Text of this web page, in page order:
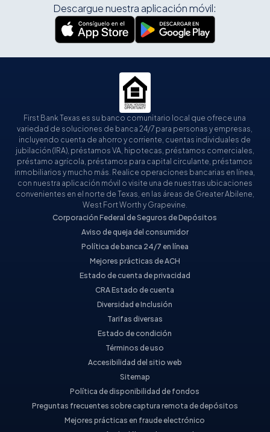
Descargue nuestra aplicación móvil:
First Bank Texas es su banco comunitario local que ofrece una
variedad de soluciones de banca 24/7 para personas y empresas,
incluyendo cuenta de ahorro y corriente, cuentas individuales de
jubilación (IRA), préstamos VA, hipotecas, préstamos comerciales,
préstamo agrícola, préstamos para capital circulante, préstamos
inmobiliarios y mucho más. Realice operaciones bancarias en línea,
con nuestra aplicación móvil o visite una de nuestras ubicaciones
convenientes en el norte de Texas, en las áreas de Greater Abilene,
West Fort Worth y Grapevine.
Corporación Federal de Seguros de Depósitos
Aviso de queja del consumidor
Política de banca 24/7 en línea
Mejores prácticas de ACH
Estado de cuenta de privacidad
CRA Estado de cuenta
Diversidad e Inclusión
Tarifas diversas
Estado de condición
Términos de uso
Accesibilidad del sitio web
Sitemap
Política de disponibilidad de fondos
Preguntas frecuentes sobre captura remota de depósitos
Mejores prácticas en fraude electrónico